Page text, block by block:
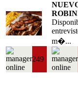
m�...
249